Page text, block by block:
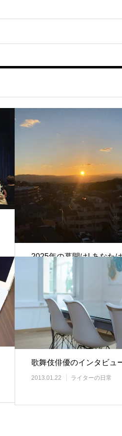
2025年の幕開け! あなた
んな年にしたいですか？
ライターの日常
歌舞伎俳優のインタビュ
2013.01.22 ライターの日常